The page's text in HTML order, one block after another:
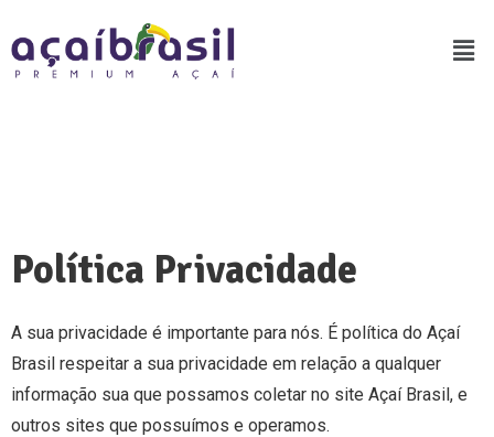
Política Privacidade
A sua privacidade é importante para nós. É política do Açaí
Brasil respeitar a sua privacidade em relação a qualquer
informação sua que possamos coletar no site Açaí Brasil, e
outros sites que possuímos e operamos.